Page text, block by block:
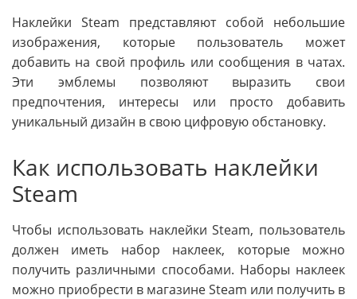
Наклейки Steam представляют собой небольшие
изображения, которые пользователь может
добавить на свой профиль или сообщения в чатах.
Эти эмблемы позволяют выразить свои
предпочтения, интересы или просто добавить
уникальный дизайн в свою цифровую обстановку.
Как использовать наклейки
Steam
Чтобы использовать наклейки Steam, пользователь
должен иметь набор наклеек, которые можно
получить различными способами. Наборы наклеек
можно приобрести в магазине Steam или получить в